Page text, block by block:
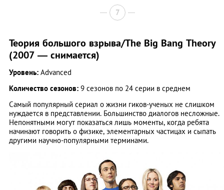
7
Теория большого взрыва/The Big Bang Theory
(2007 — снимается)
Уровень: Advanced
Количество сезонов: 9 сезонов по 24 серии в среднем
Самый популярный сериал о жизни гиков-ученых не слишком
нуждается в представлении. Большинство диалогов несложные.
Непонятными могут показаться лишь моменты, когда ребята
начинают говорить о физике, элементарных частицах и сыпать
другими научно-популярными терминами.